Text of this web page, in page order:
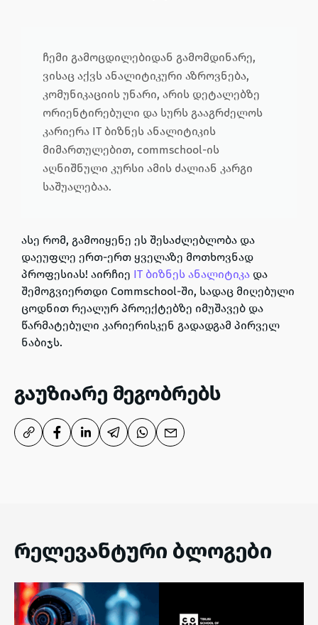
ჩემი გამოცდილებიდან გამომდინარე,
ვისაც აქვს ანალიტიკური აზროვნება,
კომუნიკაციის უნარი, არის დეტალებზე
ორიენტირებული და სურს გააგრძელოს
კარიერა IT ბიზნეს ანალიტიკის
მიმართულებით, commschool-ის
აღნიშნული კურსი ამის ძალიან კარგი
საშუალებაა.
ასე რომ, გამოიყენე ეს შესაძლებლობა და
დაეუფლე ერთ-ერთ ყველაზე მოთხოვნად
პროფესიას! აირჩიე IT ბიზნეს ანალიტიკა და
შემოგვიერთდი Commschool-ში, სადაც მიღებული
ცოდნით რეალურ პროექტებზე იმუშავებ და
წარმატებული კარიერისკენ გადადგამ პირველ
ნაბიჯს.
გაუზიარე მეგობრებს
რელევანტური ბლოგები